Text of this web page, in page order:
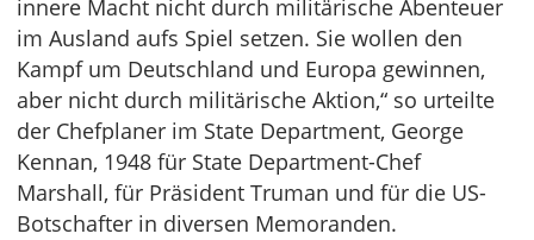
innere Macht nicht durch militärische Abenteuer
im Ausland aufs Spiel setzen. Sie wollen den
Kampf um Deutschland und Europa gewinnen,
aber nicht durch militärische Aktion,“ so urteilte
der Chefplaner im State Department, George
Kennan, 1948 für State Department-Chef
Marshall, für Präsident Truman und für die US-
Botschafter in diversen Memoranden.